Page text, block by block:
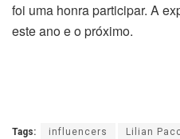
foi uma honra participar. A
este ano e o próximo.
Tags: influencers Lilian